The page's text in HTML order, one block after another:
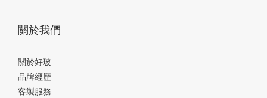
關於我們
關於好玻
品牌經歷
客製服務